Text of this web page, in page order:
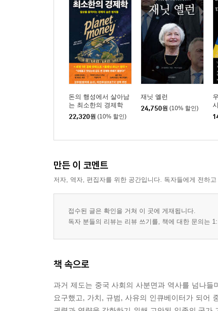
돈의 행성에서 살아남
는 최소한의 경제학
22,320원 (10% 할인)
재닛 옐런
24,750원 (10% 할인)
만든 이 코멘트
저자, 역자, 편집자를 위한 공간입니다. 독자들에게 전하
접수된 글은 확인을 거쳐 이 곳에 게재됩니다.
독자 분들의 리뷰는 리뷰 쓰기를, 책에 대한 문의는
책 속으로
과거 제도는 중국 사회의 사분면과 역사를 넘나
요구했고, 가치, 규범, 사유의 인큐베이터가 되어